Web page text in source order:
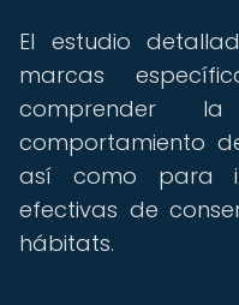
El estudio
marcas
comprender
comportamiento
así como para
efectivas de
hábitats.